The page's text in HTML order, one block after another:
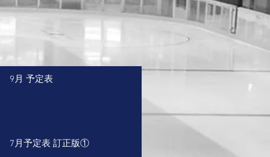
9月 予定表
7月予定表 訂正版①